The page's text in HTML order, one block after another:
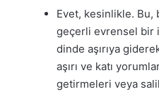
Evet, kesinlikle. Bu,
geçerli evrensel bir
dinde aşırıya
aşırı ve katı
getirmeleri veya